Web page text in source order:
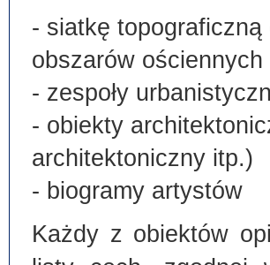
- siatkę
obszarów ościennych
- zespoły
- obiekty
architektoniczny itp.)
- biogramy artystów
Każdy z obiektów